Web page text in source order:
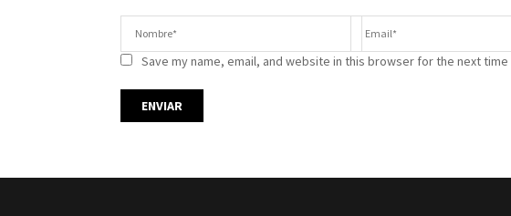
Save my name, email, and website in this browser for the next time